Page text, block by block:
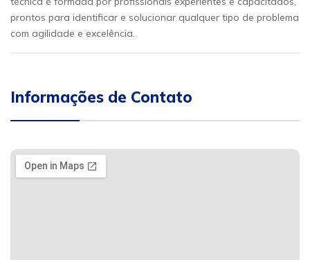
prontos para identificar e solucionar qualquer tipo de problema
com agilidade e excelência.
Informações de Contato